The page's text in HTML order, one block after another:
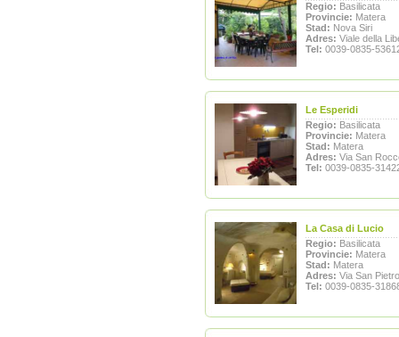
Regio: Basilicata
Provincie: Matera
Stad: Nova Siri
Adres: Viale della
Tel: 0039-0835-
Le Esperidi
Regio: Basilicata
Provincie: Matera
Stad: Matera
Adres: Via San
Tel: 0039-0835-
La Casa di Lucio
Regio: Basilicata
Provincie: Matera
Stad: Matera
Adres: Via San
Tel: 0039-0835-